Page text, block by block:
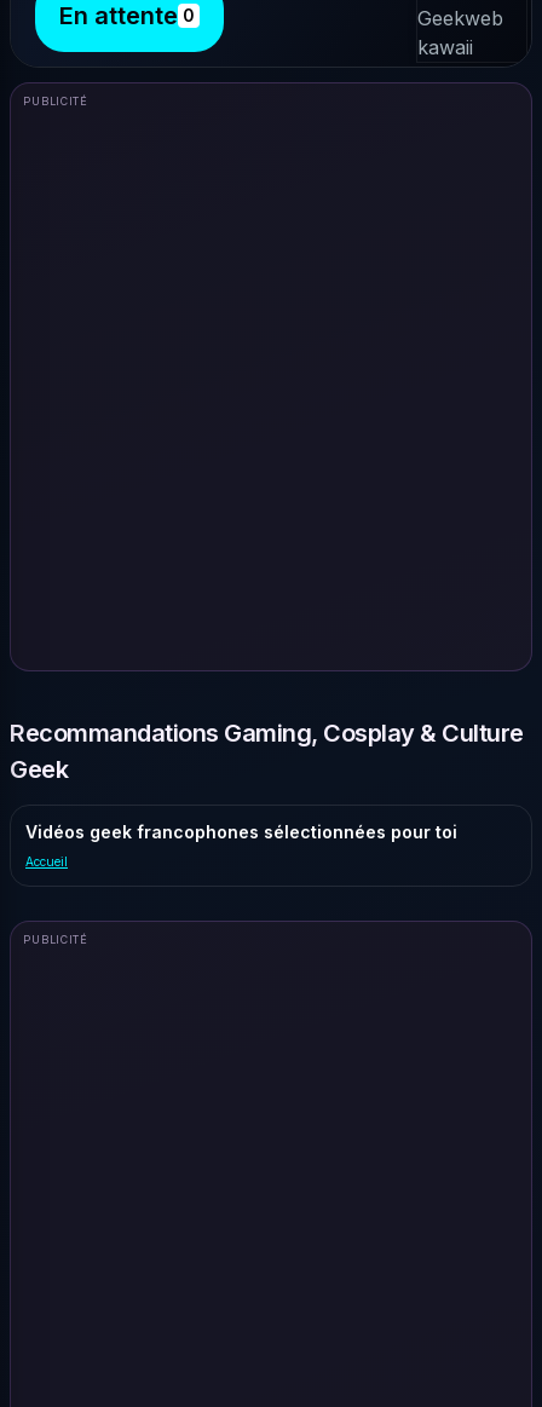
En attente 0
PUBLICITÉ
Recommandations Gaming, Cosplay & Culture
Geek
Vidéos geek francophones sélectionnées pour toi
Accueil
PUBLICITÉ